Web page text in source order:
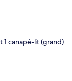
1 canapé-lit (grand)